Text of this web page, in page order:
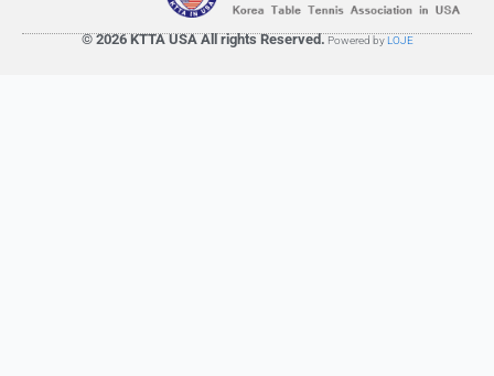
© 2026 KTTA USA All rights Reserved. Powered by LOJE